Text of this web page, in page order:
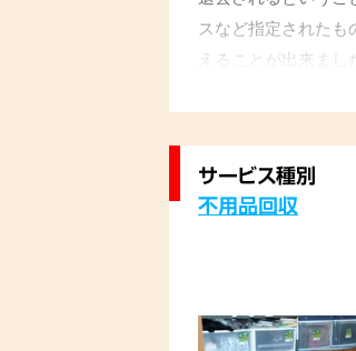
スなど指定された
えることが出来ま
サービス種別
不用品回収